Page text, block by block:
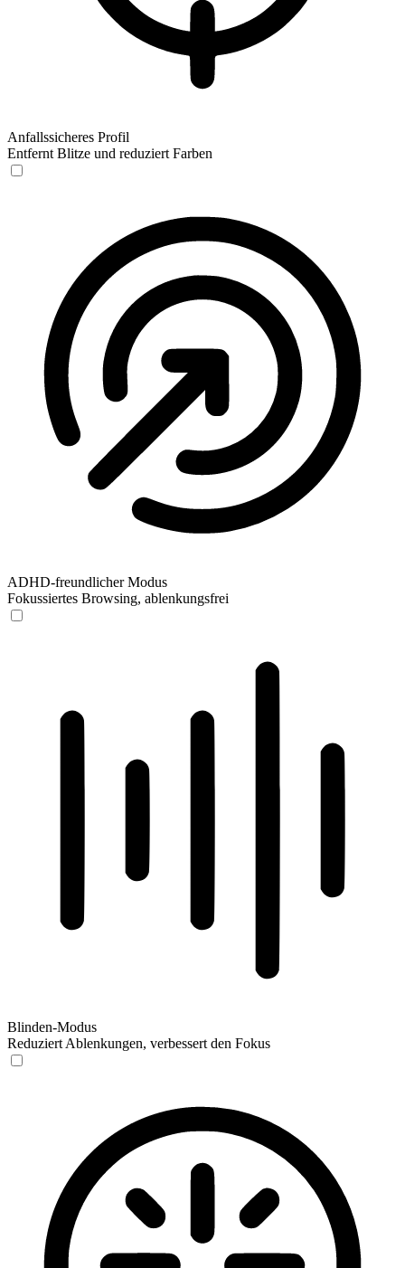
Anfallssicheres Profil
Entfernt Blitze und reduziert Farben
ADHD-freundlicher Modus
Fokussiertes Browsing, ablenkungsfrei
Blinden-Modus
Reduziert Ablenkungen, verbessert den Fokus